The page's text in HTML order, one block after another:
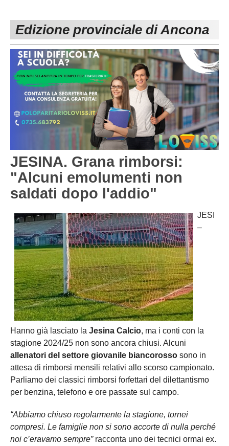
Carica la tua Rosa
1^ CATEGORIA
2^ CATEGORIA
3^ CATEGORIA
GIOVANILI
Edizione provinciale di Ancona
JESINA. Grana rimborsi:
"Alcuni emolumenti non
saldati dopo l'addio"
JESI
–
Hanno già lasciato la Jesina Calcio, ma i conti con la
stagione 2024/25 non sono ancora chiusi. Alcuni
allenatori del settore giovanile biancorosso sono in
attesa di rimborsi mensili relativi allo scorso campionato.
Parliamo dei classici rimborsi forfettari del dilettantismo
per benzina, telefono e ore passate sul campo.
“Abbiamo chiuso regolarmente la stagione, tornei
compresi. Le famiglie non si sono accorte di nulla perché
noi c’eravamo sempre”racconta uno dei tecnici ormai ex.